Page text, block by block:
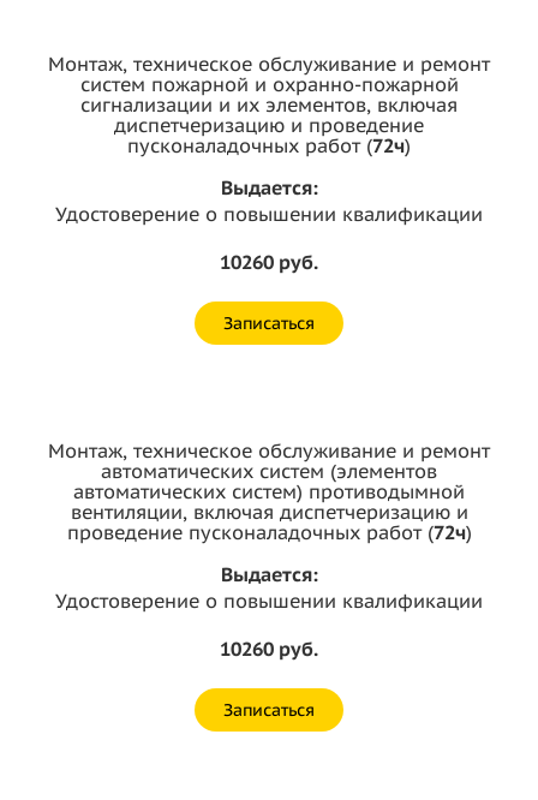
Монтаж, техническое обслуживание и ремонт
систем пожарной и охранно-пожарной
сигнализации и их элементов, включая
диспетчеризацию и проведение
пусконаладочных работ (72ч)
Выдается:
Удостоверение о повышении квалификации
10260 руб.
Записаться
Монтаж, техническое обслуживание и ремонт
автоматических систем (элементов
автоматических систем) противодымной
вентиляции, включая диспетчеризацию и
проведение пусконаладочных работ (72ч)
Выдается:
Удостоверение о повышении квалификации
10260 руб.
Записаться